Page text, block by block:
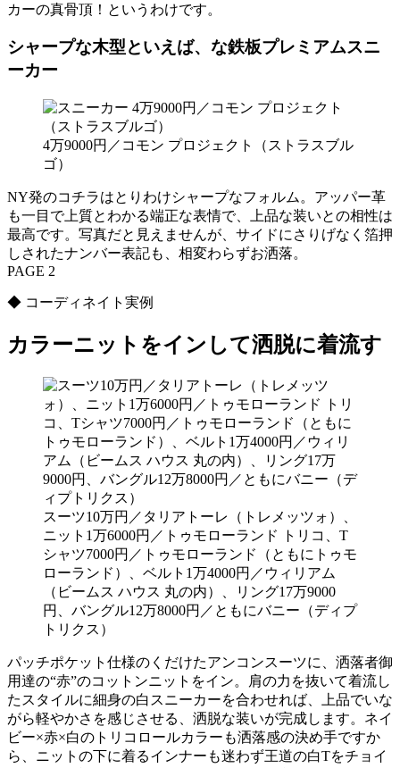
カーの真骨頂！というわけです。
シャープな木型といえば、な鉄板プレミアムスニ
ーカー
4万9000円／コモン プロジェクト（ストラスブル
ゴ）
NY発のコチラはとりわけシャープなフォルム。アッパー革
も一目で上質とわかる端正な表情で、上品な装いとの相性は
最高です。写真だと見えませんが、サイドにさりげなく箔押
しされたナンバー表記も、相変わらずお洒落。
PAGE 2
◆ コーディネイト実例
カラーニットをインして洒脱に着流す
スーツ10万円／タリアトーレ（トレメッツォ）、
ニット1万6000円／トゥモローランド トリコ、T
シャツ7000円／トゥモローランド（ともにトゥモ
ローランド）、ベルト1万4000円／ウィリアム
（ビームス ハウス 丸の内）、リング17万9000
円、バングル12万8000円／ともにバニー（ディプ
トリクス）
パッチポケット仕様のくだけたアンコンスーツに、洒落者御
用達の“赤”のコットンニットをイン。肩の力を抜いて着流し
たスタイルに細身の白スニーカーを合わせれば、上品でいな
がら軽やかさを感じさせる、洒脱な装いが完成します。ネイ
ビー×赤×白のトリコロールカラーも洒落感の決め手ですか
ら、ニットの下に着るインナーも迷わず王道の白Tをチョイ